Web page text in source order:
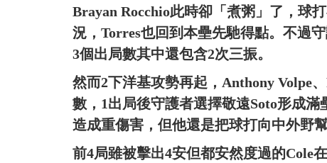
Brayan Rocchio此時卻「煮粥」了，球
況，Torres也回到本壘先馳得點。不過
3個出局數其中還包含2次三振。
然而2下洋基攻勢再起，Anthony Volpe
數，1出局後守護者選擇敬遠Soto形成
造成重傷害，但他還是把球打向中外野
前4局雖被擊出4安但都安然度過的Cole